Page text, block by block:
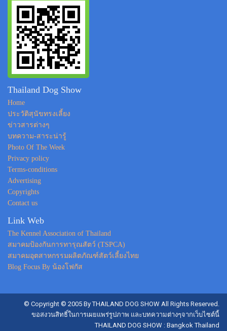
Thailand Dog Show
Home
ประวัติสุนัขทรงเลี้ยง
ข่าวสารต่างๆ
บทความ-สาระน่ารู้
Photo Of The Week
Privacy policy
Terms-conditions
Advertising
Copyrights
Contact us
Link Web
The Kennel Association of Thailand
สมาคมป้องกันการทารุณสัตว์ (TSPCA)
สมาคมอุตสาหกรรมผลิตภัณฑ์สัตว์เลี้ยงไทย
Blog Focus By น้องโฟกัส
© Copyright © 2005 By THAILAND DOG SHOW All Rights Reserved.
ขอสงวนสิทธิ์ในการเผยแพร่รูปภาพ และบทความต่างๆจากเว็บไซต์นี้
THAILAND DOG SHOW : Bangkok Thailand